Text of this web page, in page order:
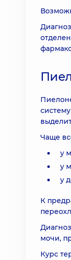
Чаще
у
у
у
К
мочи,
Курс